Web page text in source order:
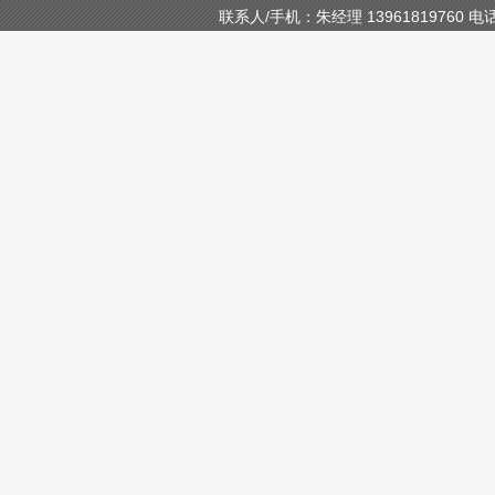
联系人/手机：朱经理 13961819760